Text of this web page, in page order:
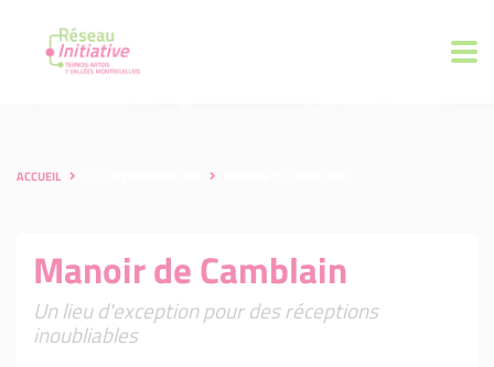
ACCUEIL
Manoir de Camblain
Un lieu d'exception pour des réceptions
inoubliables